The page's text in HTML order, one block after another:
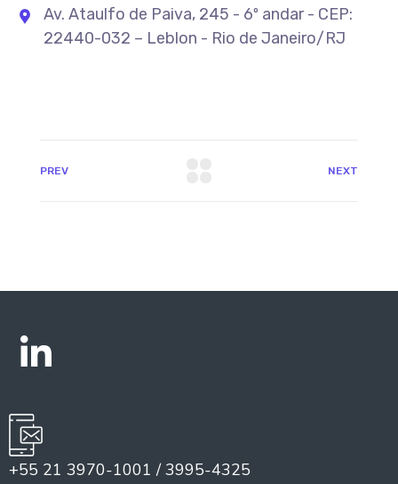
Av. Ataulfo de Paiva, 245 - 6º andar - CEP:
22440-032 – Leblon - Rio de Janeiro/RJ
PREV NEXT
+55 21 3970-1001 / 3995-4325